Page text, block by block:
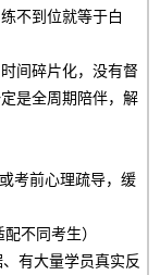
不到位就等于白
间碎片化，没有督
是全周期陪伴，解
考前心理疏导，缓
不同考生）
有大量学员真实反